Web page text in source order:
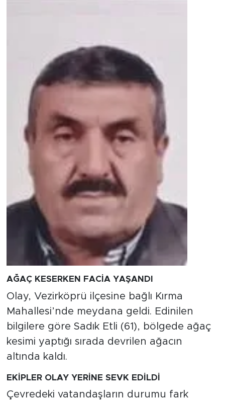
AĞAÇ KESERKEN FACİA YAŞANDI
Olay, Vezirköprü ilçesine bağlı Kırma
Mahallesi’nde meydana geldi. Edinilen
bilgilere göre Sadık Etli (61), bölgede ağaç
kesimi yaptığı sırada devrilen ağacın
altında kaldı.
EKİPLER OLAY YERİNE SEVK EDİLDİ
Çevredeki vatandaşların durumu fark